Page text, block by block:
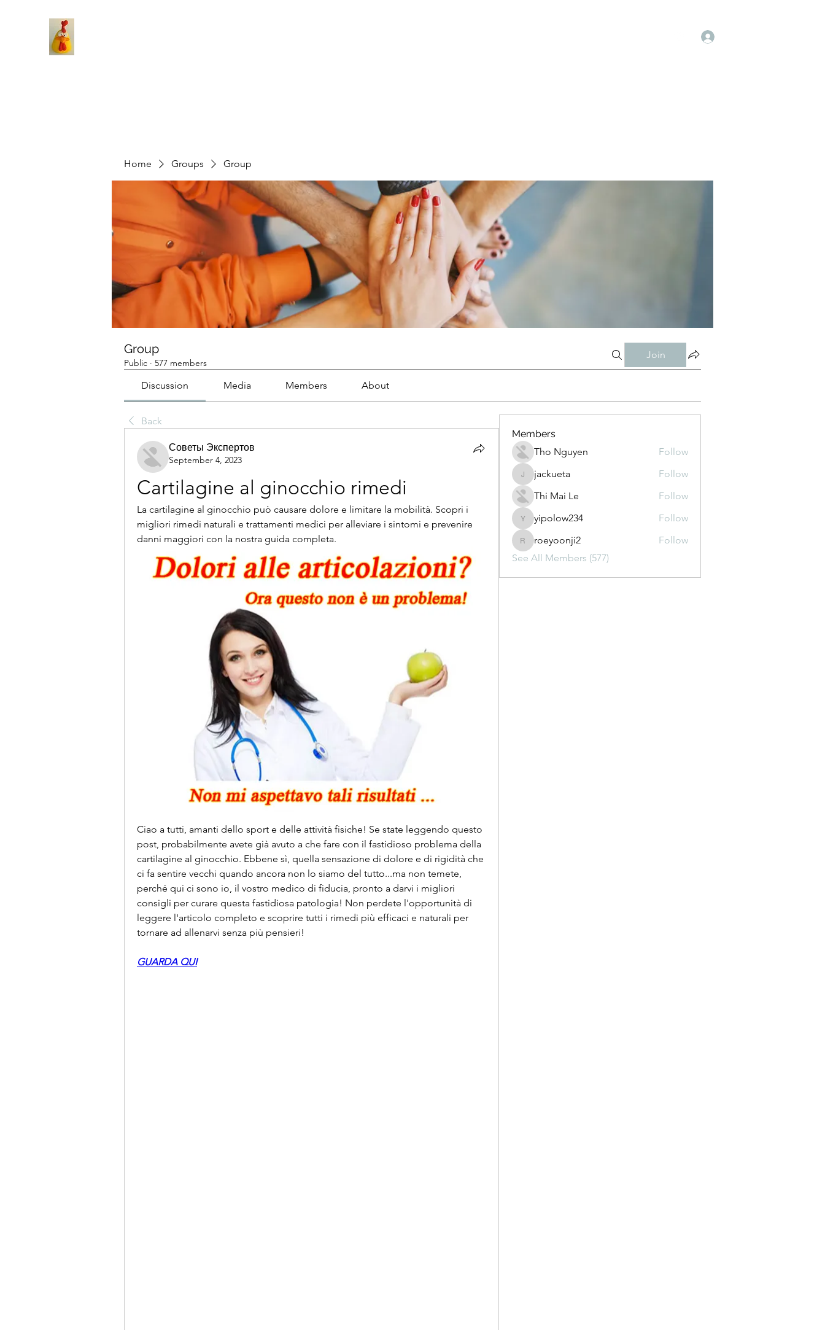
Home Groups Group
Group
Public · 577 members
Join
Discussion Media Members About
Back
Советы Экспертов
September 4, 2023
Cartilagine al ginocchio rimedi
La cartilagine al ginocchio può causare dolore e limitare la mobilità. Scopri i
migliori rimedi naturali e trattamenti medici per alleviare i sintomi e prevenire
danni maggiori con la nostra guida completa.
Ciao a tutti, amanti dello sport e delle attività fisiche! Se state leggendo questo
post, probabilmente avete già avuto a che fare con il fastidioso problema della
cartilagine al ginocchio. Ebbene sì, quella sensazione di dolore e di rigidità che
ci fa sentire vecchi quando ancora non lo siamo del tutto...ma non temete,
perché qui ci sono io, il vostro medico di fiducia, pronto a darvi i migliori
consigli per curare questa fastidiosa patologia! Non perdete l'opportunità di
leggere l'articolo completo e scoprire tutti i rimedi più efficaci e naturali per
tornare ad allenarvi senza più pensieri!
GUARDA QUI
Members
Tho Nguyen
Follow
jackueta
jackueta
Follow
Thi Mai Le
Follow
yipolow234
yipolow234 Follow
roeyoonji2
roeyoonji2
Follow
See All Members (577)